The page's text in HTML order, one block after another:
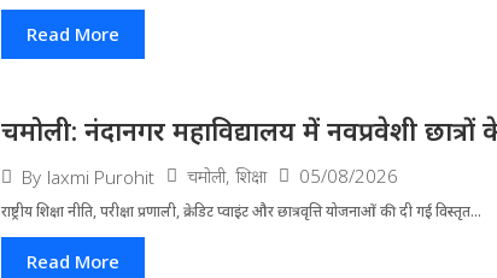
Read More
चमोली: नंदानगर महाविद्यालय में नवप्रवेशी
By laxmi Purohit चमोली, शिक्षा 05/08/2026
राष्ट्रीय शिक्षा नीति, परीक्षा प्रणाली, क्रेडिट प्वाइंट और छात्रवृत्ति योजनाओं की दी गई विस्तृत...
Read More